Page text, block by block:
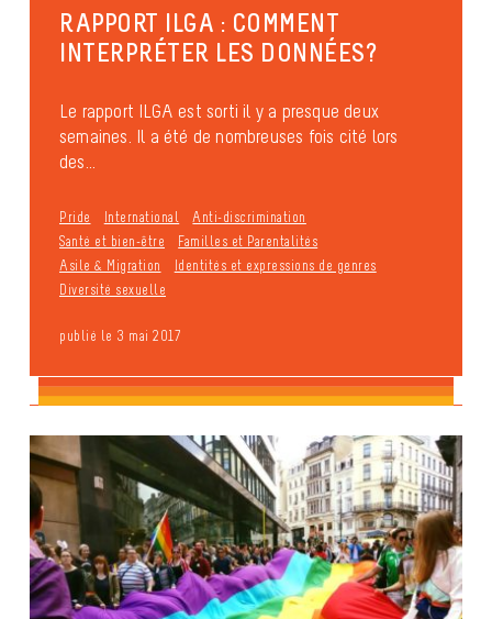
RAPPORT ILGA : COMMENT
INTERPRÉTER LES DONNÉES?
Le rapport ILGA est sorti il y a presque deux
semaines. Il a été de nombreuses fois cité lors
des...
Pride International
Anti-discrimination
Santé et bien-être
Familles et Parentalités
Asile & Migration
Identités et expressions de genres
Diversité sexuelle
publié le 3 mai 2017